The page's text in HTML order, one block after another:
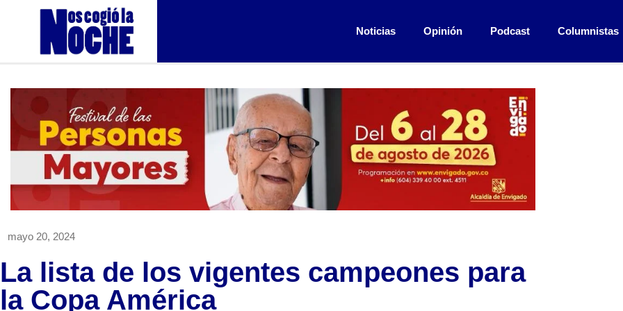
Noticias Opinión Podcast Columnistas
mayo 20, 2024
La lista de los vigentes campeones para
la Copa América